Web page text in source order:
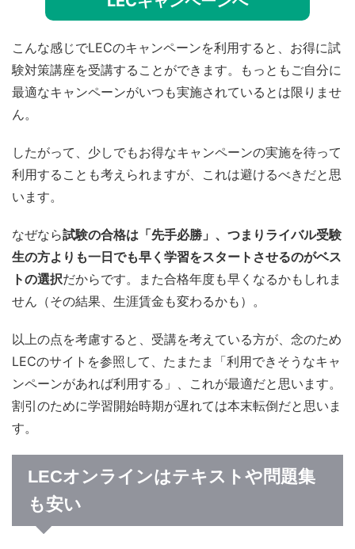
こんな感じでLECのキャンペーンを利用すると、お得に試
験対策講座を受講することができます。もっともご自分に
最適なキャンペーンがいつも実施されているとは限りませ
ん。
したがって、少しでもお得なキャンペーンの実施を待って
利用することも考えられますが、これは避けるべきだと思
います。
なぜなら試験の合格は「先手必勝」、つまりライバル受験
生の方よりも一日でも早く学習をスタートさせるのがベス
トの選択だからです。また合格年度も早くなるかもしれま
せん（その結果、生涯賃金も変わるかも）。
以上の点を考慮すると、受講を考えている方が、念のため
LECのサイトを参照して、たまたま「利用できそうなキャ
ンペーンがあれば利用する」、これが最適だと思います。
割引のために学習開始時期が遅れては本末転倒だと思いま
す。
LECオンラインはテキストや問題集
も安い